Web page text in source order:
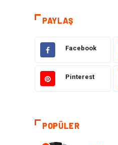
Elektrik &
Elektronik
Sağlıklı Yaşam
Eğitim ve Kariyer
Makine
PAYLAŞ
Facebook
Pinterest
POPÜLER